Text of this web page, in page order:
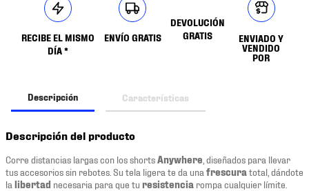
RECIBE EL MISMO
DÍA *
ENVÍO GRATIS
DEVOLUCIÓN
GRATIS
ENVIADO Y
VENDIDO
POR
Descripción Características
Descripción del producto
Corre distancias largas con los shortsAnywhere , diseñados para llevar
tus accesorios sin rebotes. Su tela ligera te da una frescura total, dándote
la libertad necesaria para que tu resistencia rompa cualquier límite.